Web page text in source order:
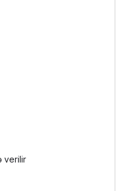
verilir